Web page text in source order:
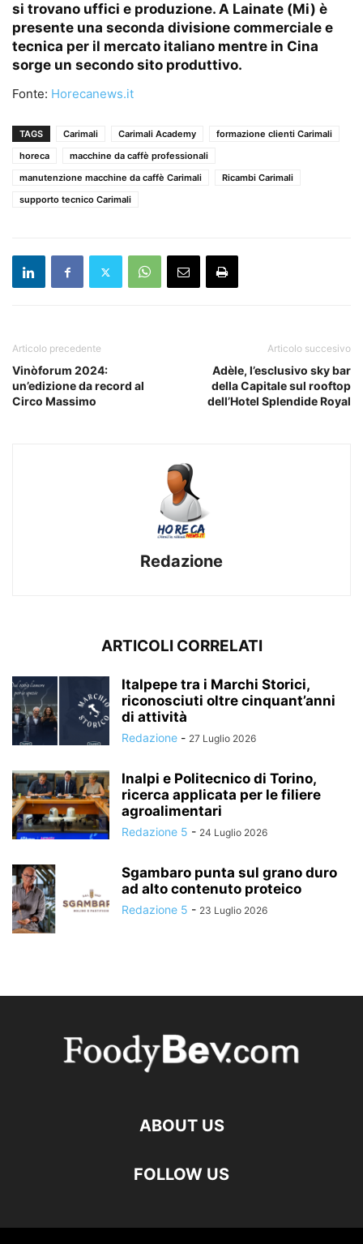
si trovano uffici e produzione. A Lainate (Mi) è
presente una seconda divisione commerciale e
tecnica per il mercato italiano mentre in Cina
sorge un secondo sito produttivo.
Fonte: Horecanews.it
TAGS Carimali Carimali Academy
formazione clienti Carimali
horeca
macchine da caffè professionali
manutenzione macchine da caffè Carimali
Ricambi Carimali
supporto tecnico Carimali
Articolo precedente
Vinòforum 2024:
un’edizione da record al
Circo Massimo
Articolo succesivo
Adèle, l’esclusivo sky bar
della Capitale sul rooftop
dell’Hotel Splendide Royal
Redazione
ARTICOLI CORRELATI
Italpepe tra i Marchi Storici,
riconosciuti oltre cinquant’anni
di attività
Redazione - 27 Luglio 2026
Inalpi e Politecnico di Torino,
ricerca applicata per le filiere
agroalimentari
Redazione 5 - 24 Luglio 2026
Sgambaro punta sul grano duro
ad alto contenuto proteico
Redazione 5 - 23 Luglio 2026
ABOUT US
FOLLOW US